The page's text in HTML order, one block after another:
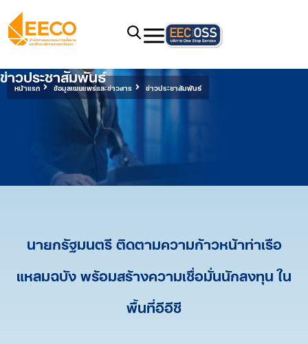
หน้าแรก ข้อมูลเผยแพร่และข่าวสาร ข่าวประชาสัมพันธ์
ข่าวประชาสัมพันธ์
นายกรัฐมนตรี ติดตามความก้าวหน้าท่าเรือ
แหลมฉบัง พร้อมสร้างความเชื่อมั่นนักลงทุน ใน
พื้นที่อีอีซี